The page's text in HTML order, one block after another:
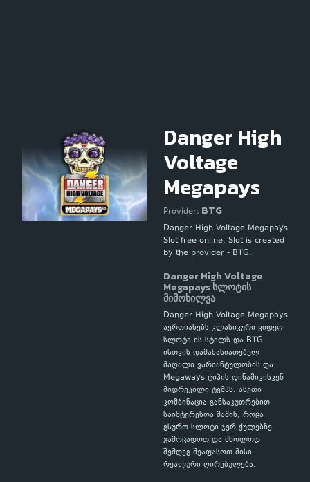
Danger High
Voltage
Megapays
Provider: BTG
Danger High Voltage Megapays
Slot free online. Slot is created
by the provider - BTG.
Danger High Voltage
Megapays სლოტის
მიმოხილვა
Danger High Voltage Megapays
აერთიანებს კლასიკური ვიდეო
სლოტი-ის სტილს და BTG-
ისთვის დამახასიათებელ
მაღალი ვარიანტულობის და
Megaways ტიპის დინამიკისკენ
მიდრეკილი ტემპს. ასეთი
კომბინაცია განსაკუთრებით
საინტერესოა მაშინ, როცა
გსურთ სლოტი ჯერ ქულებზე
გამოცადოთ და მხოლოდ
შემდეგ შეაფასოთ მისი
რეალური ღირებულება.